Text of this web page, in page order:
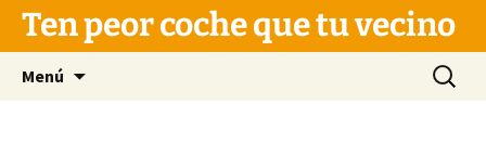
Saltar
contenido
Ten peor coche que tu vecino
Menú Buscar: